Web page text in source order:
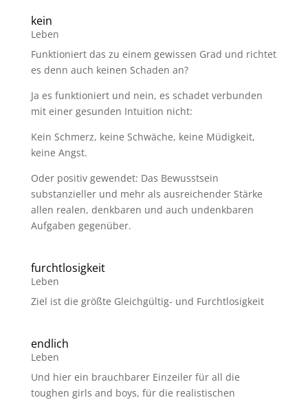
kein
Leben
Funktioniert das zu einem gewissen Grad und richtet
es denn auch keinen Schaden an?
Ja es funktioniert und nein, es schadet verbunden
mit einer gesunden Intuition nicht:
Kein Schmerz, keine Schwäche, keine Müdigkeit,
keine Angst.
Oder positiv gewendet: Das Bewusstsein
substanzieller und mehr als ausreichender Stärke
allen realen, denkbaren und auch undenkbaren
Aufgaben gegenüber.
furchtlosigkeit
Leben
Ziel ist die größte Gleichgültig- und Furchtlosigkeit
endlich
Leben
Und hier ein brauchbarer Einzeiler für all die
toughen girls and boys, für die realistischen